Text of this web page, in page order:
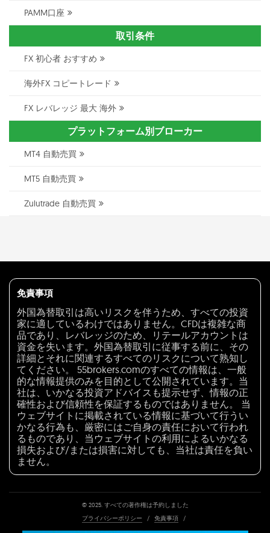
PAMM口座
取引条件
FX 初心者 おすすめ
海外FX コピートレード
FX レバレッジ 最大 海外
プラットフォーム別ブローカー
MT4 自動売買
MT5 自動売買
Zulutrade 自動売買
免責事項
外国為替取引は高いリスクを伴うため、すべての投資
家に適しているわけではありません。CFDは複雑な商
品であり、レバレッジのため、リテールアカウントは
資金を失います。外国為替取引に従事する前に、その
詳細とそれに関連するすべてのリスクについて熟知し
てください。 55brokers.comのすべての情報は、一般
的な情報提供のみを目的として公開されています。当
社は、いかなる投資アドバイスも提示せず、情報の正
確性および信頼性を保証するものではありません。 当
ウェブサイトに掲載されている情報に基づいて行うい
かなる行為も、厳密にはご自身の責任において行われ
るものであり、当ウェブサイトの利用によるいかなる
損失および/または損害に対しても、当社は責任を負い
ません。
© 2025. すべての著作権は予約しました
プライバシーポリシー
/ 免責事項 /